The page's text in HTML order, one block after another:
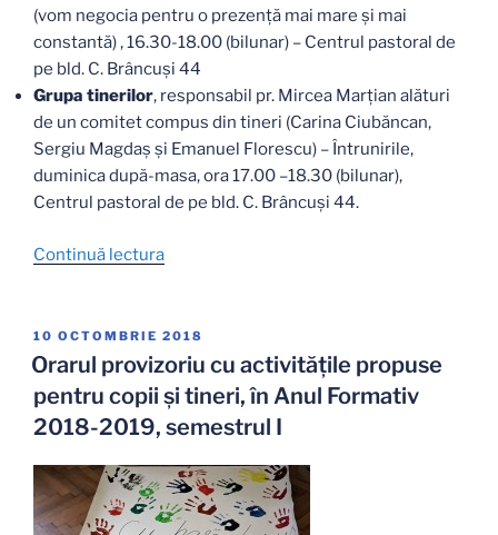
(vom negocia pentru o prezență mai mare și mai
constantă) , 16.30-18.00 (bilunar) – Centrul pastoral de
pe bld. C. Brâncuși 44
Grupa tinerilor, responsabil pr. Mircea Marțian alături
de un comitet compus din tineri (Carina Ciubăncan,
Sergiu Magdaș și Emanuel Florescu) – Întrunirile,
duminica după-masa, ora 17.00 –18.30 (bilunar),
Centrul pastoral de pe bld. C. Brâncuși 44.
Continuă lectura„Orarul
activitățile
propuse
pentru
copii
și
tineri,
în
Anul
PUBLICAT
PE
10 OCTOMBRIE 2018
Orarul provizoriu cu activitățile propuse
pentru copii și tineri, în Anul Formativ
2018-2019, semestrul I